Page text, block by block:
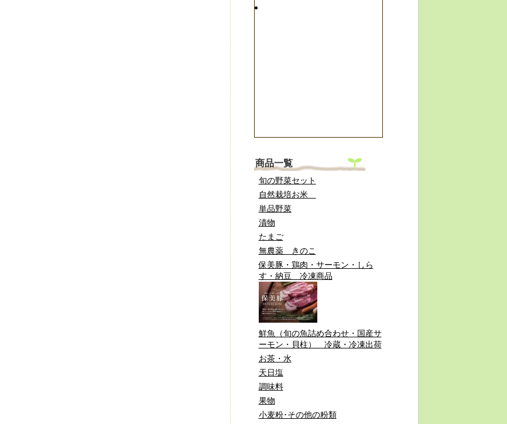
商品一覧
旬の野菜セット
自然栽培お米
単品野菜
漬物
たまご
無農薬 きのこ
保美豚・鶏肉・サーモン・しら
す・納豆 冷凍商品
鮮魚（旬の魚詰め合わせ・国産サ
ーモン・貝柱） 冷蔵・冷凍出荷
お茶・水
天日塩
調味料
果物
小麦粉･その他の粉類